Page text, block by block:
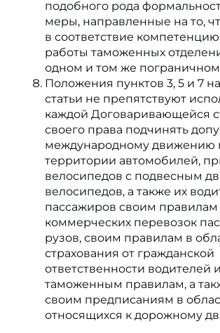
подобного рода
меры, направленные на то,
в соответствие
работы таможенных
одном и том же пограничном
Положения пунктов 3, 5 и 7
статьи не препятствуют
каждой Договаривающейся
своего права подчинять
международному движению
территории автомобилей,
велосипедов с подвесным
велосипедов, а также их
пассажиров своим правилам
коммерческих перевозок
рузов, своим правилам в
страхования от гражданской
ответственности водителей
таможенным правилам, а
своим предписаниям в
относящихся к дорожному